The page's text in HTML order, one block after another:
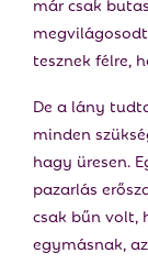
tesznek félre,
De a lány
minden
hagy üresen.
pazarlás
csak bűn volt,
egymásnak,